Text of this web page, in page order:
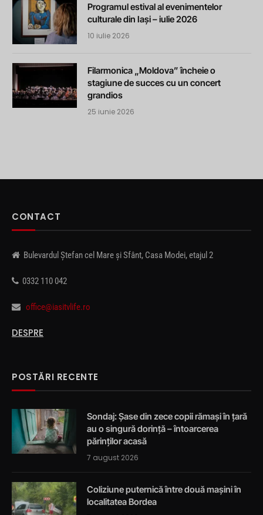
Programul estival al evenimentelor
culturale din Iași – iulie 2026
10 iulie 2026
Filarmonica „Moldova” încheie o
stagiune de succes cu un concert
grandios
25 iunie 2026
CONTACT
Bulevardul Ștefan cel Mare și Sfânt, Casa Modei, etajul 2
0332 110 042
office@iasitvlife.ro
DESPRE
POSTĂRI RECENTE
Sondaj: Șase din zece copii rămași în țară
au o singură dorință – întoarcerea
părinților acasă
7 august 2026
Coliziune puternică între două mașini în
localitatea Bordea